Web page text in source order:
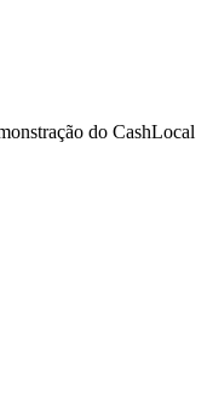
do CashLocal